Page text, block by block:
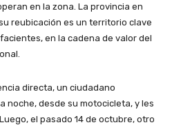
en la zona. La provincia en
reubicación es un territorio clave
en la cadena de valor del
directa, un ciudadano
noche, desde su motocicleta, y les
el pasado 14 de octubre, otro